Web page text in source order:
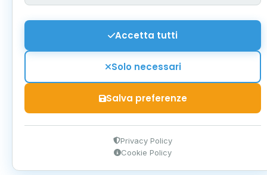
Accetta tutti
Solo necessari
Salva preferenze
Privacy Policy
Cookie Policy